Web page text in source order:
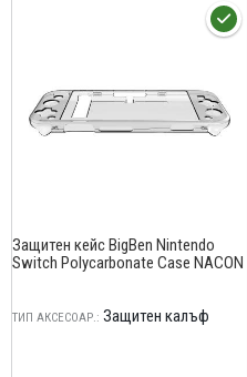
Защитен кейс BigBen Nintendo
Switch Polycarbonate Case NACON
ТИП АКСЕСОАР.: Защитен калъф